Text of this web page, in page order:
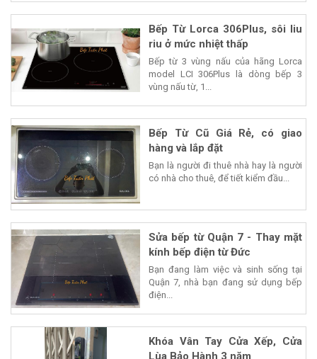
Bếp Từ Lorca 306Plus, sôi liu
riu ở mức nhiệt thấp
Bếp từ 3 vùng nấu của hãng Lorca
model LCI 306Plus là dòng bếp 3
vùng nấu từ, 1...
Bếp Từ Cũ Giá Rẻ, có giao
hàng và lắp đặt
Bạn là người đi thuê nhà hay là người
có nhà cho thuê, để tiết kiểm đầu...
Sửa bếp từ Quận 7 - Thay mặt
kính bếp điện từ Đức
Bạn đang làm việc và sinh sống tại
Quận 7, nhà bạn đang sử dụng bếp
điện...
Khóa Vân Tay Cửa Xếp, Cửa
Lùa Bảo Hành 3 năm